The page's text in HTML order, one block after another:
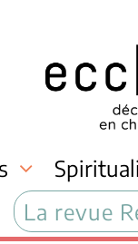
La revue